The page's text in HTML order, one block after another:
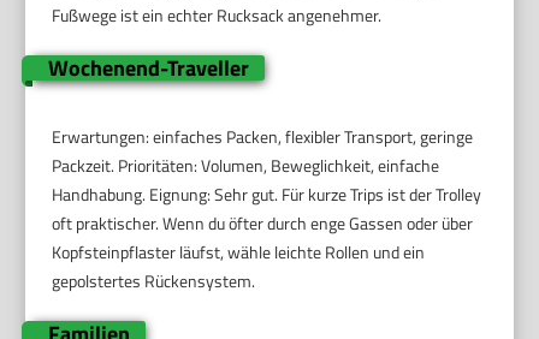
Fußwege ist ein echter Rucksack angenehmer.
Wochenend-Traveller
Erwartungen: einfaches Packen, flexibler Transport, geringe
Packzeit. Prioritäten: Volumen, Beweglichkeit, einfache
Handhabung. Eignung: Sehr gut. Für kurze Trips ist der Trolley
oft praktischer. Wenn du öfter durch enge Gassen oder über
Kopfsteinpflaster läufst, wähle leichte Rollen und ein
gepolstertes Rückensystem.